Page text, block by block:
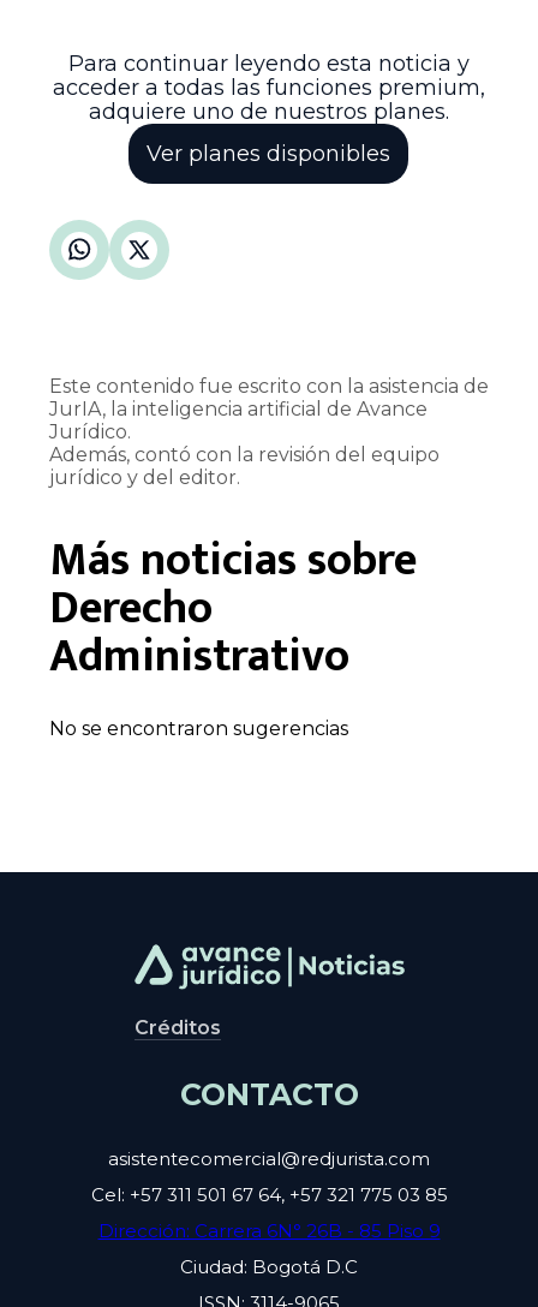
Para continuar leyendo esta noticia y
acceder a todas las funciones premium,
adquiere uno de nuestros planes.
Ver planes disponibles
Este contenido fue escrito con la asistencia de
JurIA, la inteligencia artificial de Avance
Jurídico.
Además, contó con la revisión del equipo
jurídico y del editor.
Más noticias sobre
Derecho
Administrativo
No se encontraron sugerencias
Créditos
CONTACTO
asistentecomercial@redjurista.com
Cel: +57 311 501 67 64, +57 321 775 03 85
Dirección: Carrera 6N° 26B - 85 Piso 9
Ciudad: Bogotá D.C